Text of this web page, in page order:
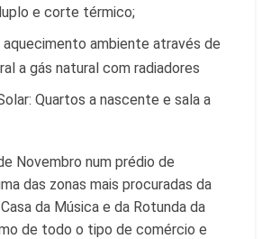
e corte térmico;
ambiente através de
a gás natural com radiadores
Quartos a nascente e sala a
Novembro num prédio de
das zonas mais procuradas da
da Música e da Rotunda da
de todo o tipo de comércio e